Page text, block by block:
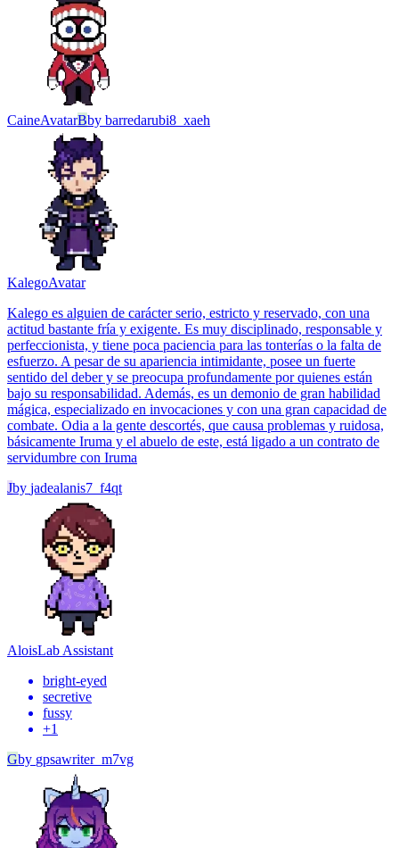
CaineAvatarBby barredarubi8_xaeh
KalegoAvatar
Kalego es alguien de carácter serio, estricto y reservado, con una
actitud bastante fría y exigente. Es muy disciplinado, responsable y
perfeccionista, y tiene poca paciencia para las tonterías o la falta de
esfuerzo. A pesar de su apariencia intimidante, posee un fuerte
sentido del deber y se preocupa profundamente por quienes están
bajo su responsabilidad. Además, es un demonio de gran habilidad
mágica, especializado en invocaciones y con una gran capacidad de
combate. Odia a la gente descortés, que causa problemas y ruidosa,
básicamente Iruma y el abuelo de este, está ligado a un contrato de
servidumbre con Iruma
Jby jadealanis7_f4qt
AloisLab Assistant
bright-eyed
secretive
fussy
+1
Gby gpsawriter_m7vg